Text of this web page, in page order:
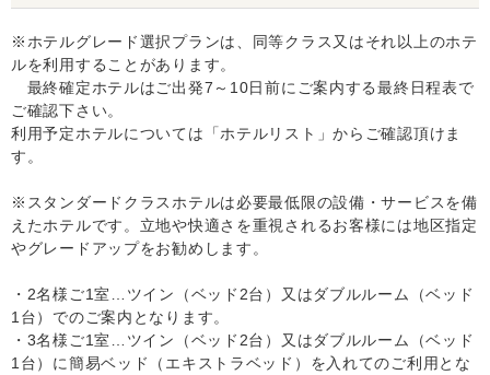
※ホテルグレード選択プランは、同等クラス又はそれ以上のホテ
ルを利用することがあります。
最終確定ホテルはご出発7～10日前にご案内する最終日程表で
ご確認下さい。
利用予定ホテルについては「ホテルリスト」からご確認頂けま
す。
※スタンダードクラスホテルは必要最低限の設備・サービスを備
えたホテルです。立地や快適さを重視されるお客様には地区指定
やグレードアップをお勧めします。
・2名様ご1室…ツイン（ベッド2台）又はダブルルーム（ベッド
1台）でのご案内となります。
・3名様ご1室…ツイン（ベッド2台）又はダブルルーム（ベッド
1台）に簡易ベッド（エキストラベッド）を入れてのご利用とな